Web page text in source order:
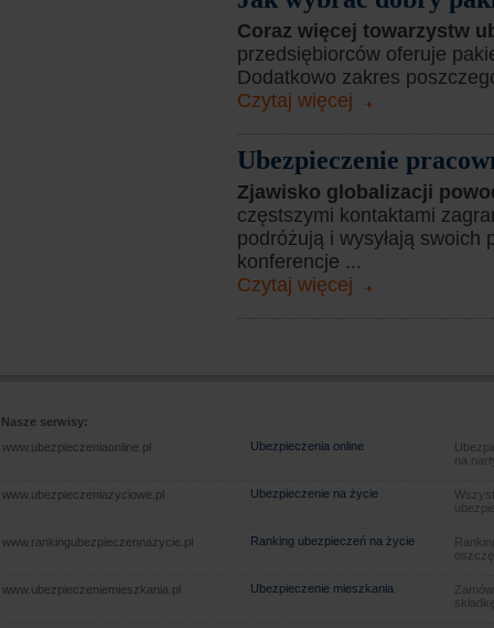
Coraz więcej towarzystw
przedsiębiorców oferuje
Dodatkowo zakres
Czytaj więcej
Ubezpieczenie
Zjawisko globalizacji
częstszymi kontaktami
podróżują i wysyłają
konferencje ...
Czytaj więcej
Nasze serwisy:
www.ubezpieczeniaonline.pl
Ubezpieczenia online
na
www.ubezpieczeniazyciowe.pl Ubezpieczenie na życie
www.rankingubezpieczennazycie.pl Ranking ubezpieczeń na życie
www.ubezpieczeniemieszkania.pl Ubezpieczenie mieszkania